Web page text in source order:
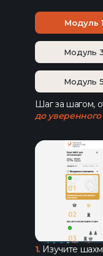
Модуль 1
Модуль 3
Модуль 5
Шаг за шагом,
до
1.Изучите